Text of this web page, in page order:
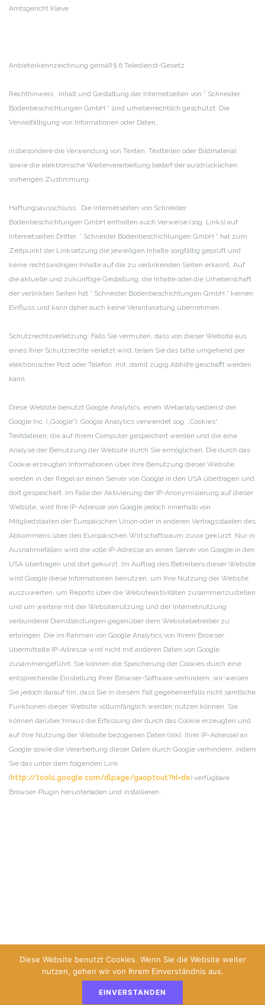
Amtsgericht Kleve
Anbieterkennzeichnung gemäß § 6 Teledienst-Gesetz
Rechthinweis Inhalt und Gestaltung der Internetseiten von ” Schneider
Bodenbeschichtungen GmbH ” sind urheberrechtlich geschützt. Die
Vervielfältigung von Informationen oder Daten,
insbesondere die Verwendung von Texten, Textteilen oder Bildmaterial
sowie die elektronische Weiterverarbeitung bedarf der ausdrücklichen
vorherigen Zustimmung.
Haftungsausschluss Die Internetseiten von Schneider
Bodenbeschichtungen GmbH enthalten auch Verweise (sog. Links) auf
Internetseiten Dritter. ” Schneider Bodenbeschichtungen GmbH ” hat zum
Zeitpunkt der Linksetzung die jeweiligen Inhalte sorgfältig geprüft und
keine rechtswidrigen Inhalte auf die zu verlinkenden Seiten erkannt. Auf
die aktuelle und zukünftige Gestaltung, die Inhalte oder die Urheberschaft
der verlinkten Seiten hat ” Schneider Bodenbeschichtungen GmbH ” keinen
Einfluss und kann daher auch keine Verantwortung übernehmen.
Schutzrechtsverletzung: Falls Sie vermuten, dass von dieser Website aus
eines Ihrer Schutzrechte verletzt wird, teilen Sie das bitte umgehend per
elektronischer Post oder Telefon mit, damit zügig Abhilfe geschafft werden
kann.
Diese Website benutzt Google Analytics, einen Webanalysedienst der
Google Inc. („Google“). Google Analytics verwendet sog. „Cookies“,
Textdateien, die auf Ihrem Computer gespeichert werden und die eine
Analyse der Benutzung der Website durch Sie ermöglichen. Die durch das
Cookie erzeugten Informationen über Ihre Benutzung dieser Website
werden in der Regel an einen Server von Google in den USA übertragen und
dort gespeichert. Im Falle der Aktivierung der IP-Anonymisierung auf dieser
Website, wird Ihre IP-Adresse von Google jedoch innerhalb von
Mitgliedstaaten der Europäischen Union oder in anderen Vertragsstaaten des
Abkommens über den Europäischen Wirtschaftsraum zuvor gekürzt. Nur in
Ausnahmefällen wird die volle IP-Adresse an einen Server von Google in den
USA übertragen und dort gekürzt. Im Auftrag des Betreibers dieser Website
wird Google diese Informationen benutzen, um Ihre Nutzung der Website
auszuwerten, um Reports über die Websiteaktivitäten zusammenzustellen
und um weitere mit der Websitenutzung und der Internetnutzung
verbundene Dienstleistungen gegenüber dem Websitebetreiber zu
erbringen. Die im Rahmen von Google Analytics von Ihrem Browser
übermittelte IP-Adresse wird nicht mit anderen Daten von Google
zusammengeführt. Sie können die Speicherung der Cookies durch eine
entsprechende Einstellung Ihrer Browser-Software verhindern; wir weisen
Sie jedoch darauf hin, dass Sie in diesem Fall gegebenenfalls nicht sämtliche
Funktionen dieser Website vollumfänglich werden nutzen können. Sie
können darüber hinaus die Erfassung der durch das Cookie erzeugten und
auf Ihre Nutzung der Website bezogenen Daten (inkl. Ihrer IP-Adresse) an
Google sowie die Verarbeitung dieser Daten durch Google verhindern, indem
Sie das unter dem folgenden Link
( http://tools.google.com/dlpage/gaoptout?hl=de) verfügbare
Browser-Plugin herunterladen und installieren.
Diese Website benutzt Cookies. Wenn Sie die Website weiter
nutzen, gehen wir von Ihrem Einverständnis aus.
EINVERSTANDEN